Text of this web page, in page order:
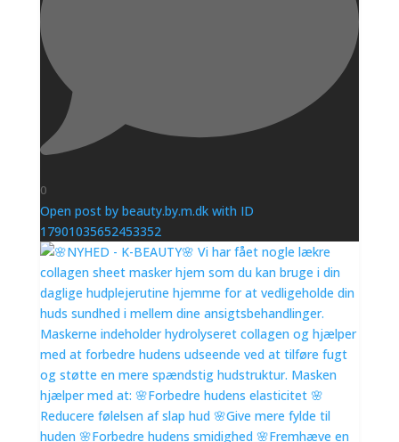
0
Open post by beauty.by.m.dk with ID
17901035652453352